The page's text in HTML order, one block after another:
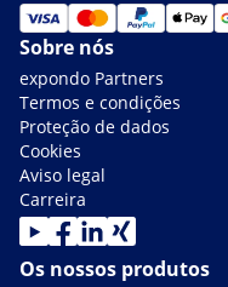
Sobre nós
expondo Partners
Termos e condições
Proteção de dados
Cookies
Aviso legal
Carreira
Os nossos produtos